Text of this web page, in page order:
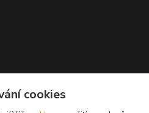
cookies